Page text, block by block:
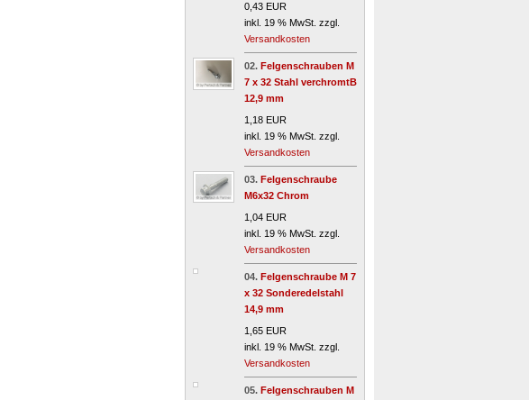
0,43 EUR
inkl. 19 % MwSt. zzgl.
Versandkosten
02. Felgenschrauben M
7 x 32 Stahl verchromtB
12,9 mm
1,18 EUR
inkl. 19 % MwSt. zzgl.
Versandkosten
03. Felgenschraube
M6x32 Chrom
1,04 EUR
inkl. 19 % MwSt. zzgl.
Versandkosten
04. Felgenschraube M 7
x 32 Sonderedelstahl
14,9 mm
1,65 EUR
inkl. 19 % MwSt. zzgl.
Versandkosten
05. Felgenschrauben M